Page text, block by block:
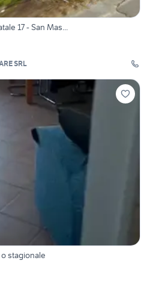
17 - San Mas...
SRL
stagionale